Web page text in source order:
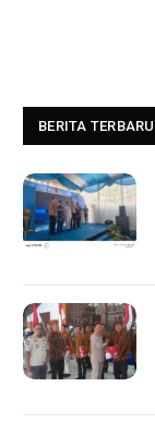
BERITA TERBARU